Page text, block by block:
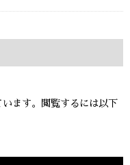
ます。閲覧するには以下